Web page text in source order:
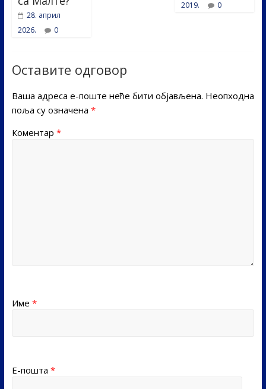
28. април
2026.
0
2019.
0
Оставите одговор
Ваша адреса е-поште неће бити објављена. Неопходна
поља су означена *
Коментар *
Име *
Е-пошта *